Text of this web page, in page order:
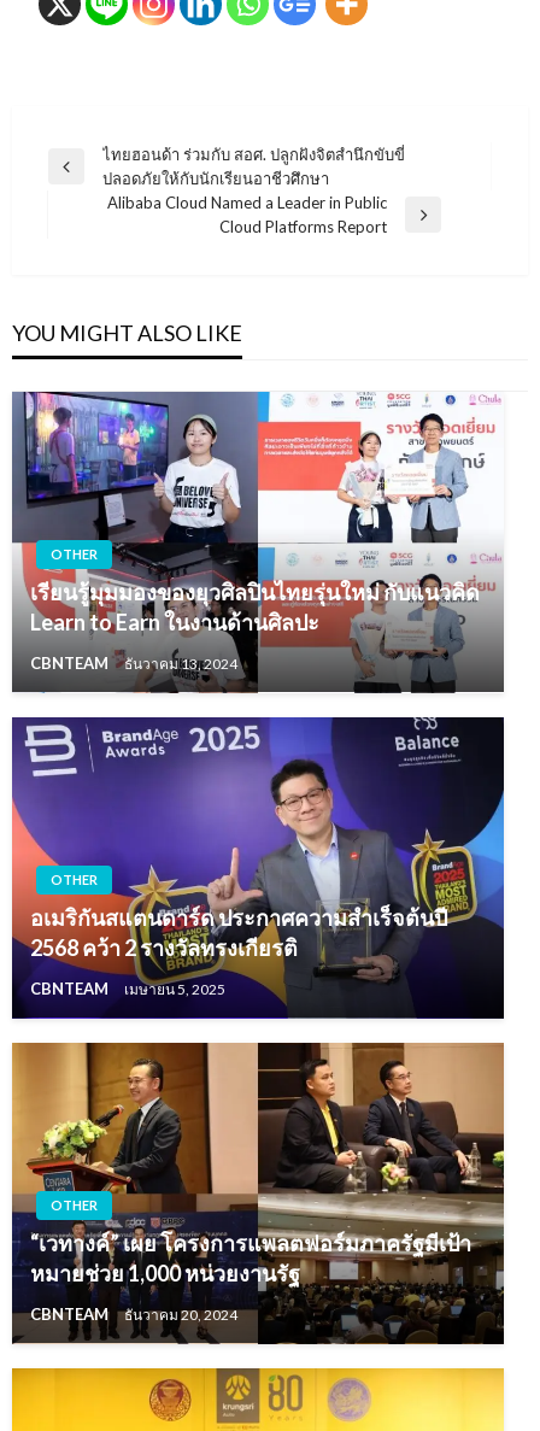
แนะแนว
Previous
ไทยฮอนด้า ร่วมกับ สอศ. ปลูกฝังจิตสำนึกขับขี่
ปลอดภัยให้กับนักเรียนอาชีวศึกษา
Alibaba Cloud Named a Leader in Public
Cloud Platforms Report
YOU MIGHT ALSO LIKE
OTHER
เรียนรู้มุมมองของยุวศิลปินไทยรุ่นใหม่ กับแนวคิด
Learn to Earn ในงานด้านศิลปะ
CBNTEAM ธันวาคม 13, 2024
OTHER
อเมริกันสแตนดาร์ด ประกาศความสำเร็จต้นปี
2568 คว้า 2 รางวัลทรงเกียรติ
CBNTEAM เมษายน 5, 2025
OTHER
“เวทางค์” เผย โครงการแพลตฟอร์มภาครัฐมีเป้า
หมายช่วย 1,000 หน่วยงานรัฐ
CBNTEAM ธันวาคม 20, 2024